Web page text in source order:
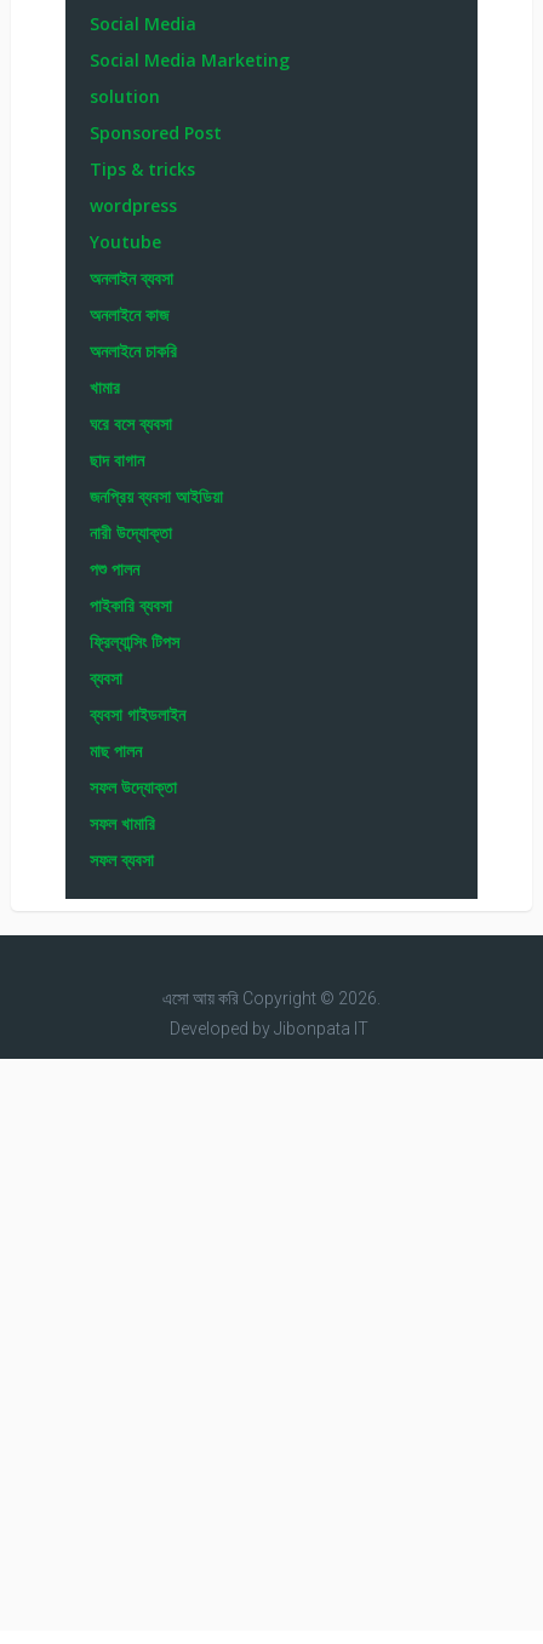
Social Media
Social Media Marketing
solution
Sponsored Post
Tips & tricks
wordpress
Youtube
অনলাইন ব্যবসা
অনলাইনে কাজ
অনলাইনে চাকরি
খামার
ঘরে বসে ব্যবসা
ছাদ বাগান
জনপ্রিয় ব্যবসা আইডিয়া
নারী উদ্যোক্তা
পশু পালন
পাইকারি ব্যবসা
ফ্রিল্যান্সিং টিপস
ব্যবসা
ব্যবসা গাইডলাইন
মাছ পালন
সফল উদ্যোক্তা
সফল খামারি
সফল ব্যবসা
এসো আয় করিCopyright © 2026.
Developed byJibonpata IT